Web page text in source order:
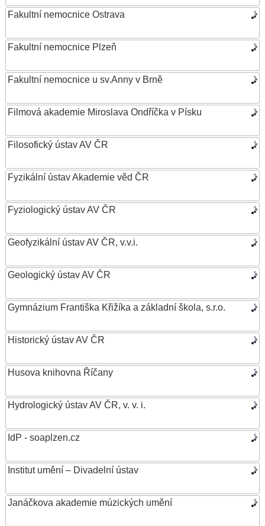
Fakultní nemocnice Ostrava
Fakultní nemocnice Plzeň
Fakultní nemocnice u sv.Anny v Brně
Filmová akademie Miroslava Ondříčka v Písku
Filosofický ústav AV ČR
Fyzikální ústav Akademie věd ČR
Fyziologický ústav AV ČR
Geofyzikální ústav AV ČR, v.v.i.
Geologický ústav AV ČR
Gymnázium Františka Křižíka a základní škola, s.r.o.
Historický ústav AV ČR
Husova knihovna Říčany
Hydrologický ústav AV ČR, v. v. i.
IdP - soaplzen.cz
Institut umění – Divadelní ústav
Janáčkova akademie múzických umění